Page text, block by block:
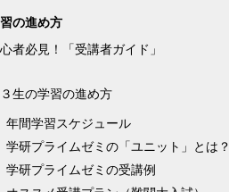
の進め方
者必見！「受講者ガイド」
生の学習の進め方
年間学習スケジュール
学研プライムゼミの「ユニット」とは？
学研プライムゼミの受講例